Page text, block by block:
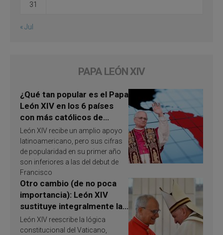
31
« Jul
PAPA LEÓN XIV
¿Qué tan popular es el Papa
León XIV en los 6 países
con más católicos de
América Latina en 2026?
Publican resultados de
investigación
León XIV recibe un amplio apoyo
latinoamericano, pero sus cifras
de popularidad en su primer año
son inferiores a las del debut de
Francisco
Otro cambio (de no poca
importancia): León XIV
sustituye integralmente la
ley vaticana de Papa
Francisco
León XIV reescribe la lógica
constitucional del Vaticano,